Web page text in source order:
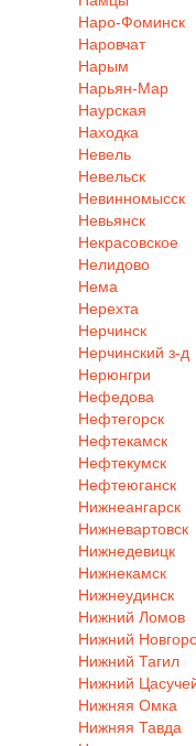
Наро-Фоминск
Наровчат
Нарым
Нарьян-Мар
Наурская
Находка
Невель
Невельск
Невинномысск
Невьянск
Некрасовское
Нелидово
Нема
Нерехта
Нерчинск
Нерчинский з-д
Нерюнгри
Нефедова
Нефтегорск
Нефтекамск
Нефтекумск
Нефтеюганск
Нижнеангарск
Нижневартовск
Нижнедевицк
Нижнекамск
Нижнеудинск
Нижний Ломов
Нижний
Нижний Тагил
Нижний
Нижняя Омка
Нижняя Тавда